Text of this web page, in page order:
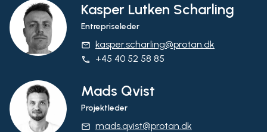
Kasper Lutken Scharling
Entrepriseleder
email kasper.scharling@protan.dk
phone +45 40 52 58 85
Mads Qvist
Projektleder
email mads.qvist@protan.dk